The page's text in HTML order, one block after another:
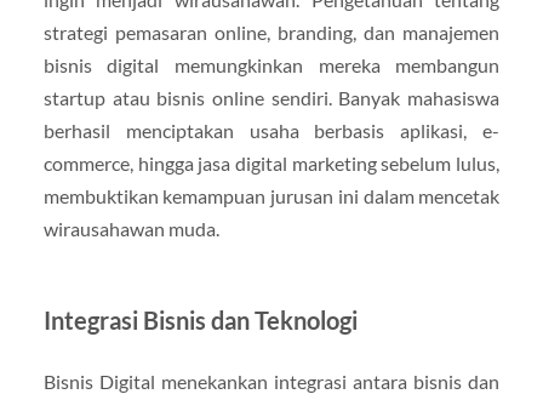
strategi pemasaran online, branding, dan manajemen
bisnis digital memungkinkan mereka membangun
startup atau bisnis online sendiri. Banyak mahasiswa
berhasil menciptakan usaha berbasis aplikasi, e-
commerce, hingga jasa digital marketing sebelum lulus,
membuktikan kemampuan jurusan ini dalam mencetak
wirausahawan muda.
Integrasi Bisnis dan Teknologi
Bisnis Digital menekankan integrasi antara bisnis dan